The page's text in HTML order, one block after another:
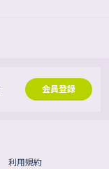
会員登録
利用規約